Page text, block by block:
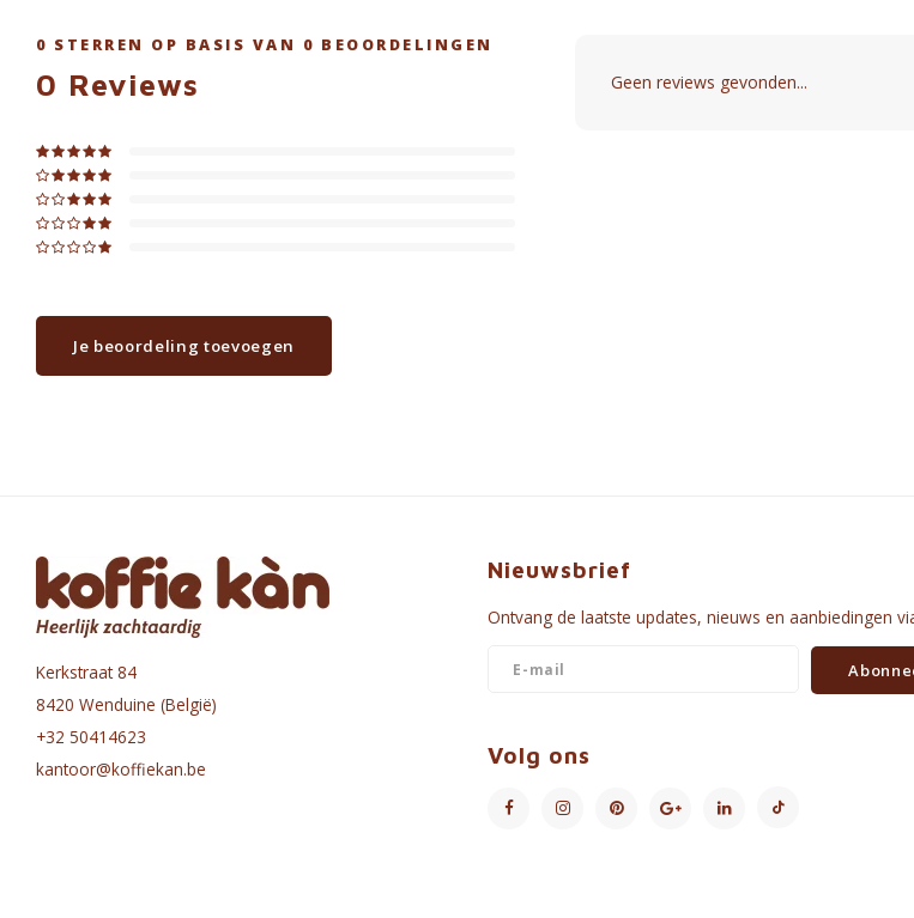
0 STERREN OP BASIS VAN 0 BEOORDELINGEN
0 Reviews
Je beoordeling toevoegen
Geen reviews gevonden...
Kerkstraat 84
8420 Wenduine (België)
+32 50414623
kantoor@koffiekan.be
Nieuwsbrief
Ontvang de laatste updates, nieuws en aanbiedingen
Volg ons